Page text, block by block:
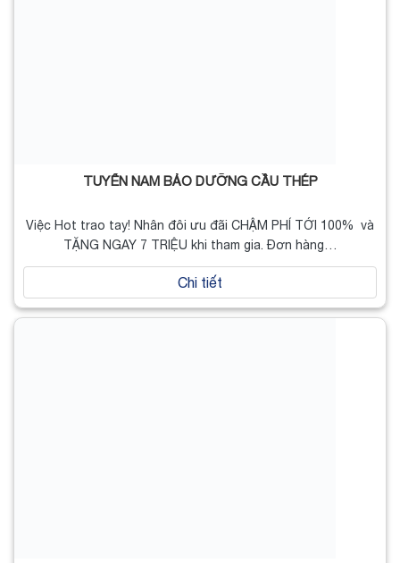
TUYỂN NAM BẢO DƯỠNG CẦU THÉP
Việc Hot trao tay! Nhân đôi ưu đãi CHẬM PHÍ TỚI 100% và
TẶNG NGAY 7 TRIỆU khi tham gia. Đơn hàng…
Chi tiết